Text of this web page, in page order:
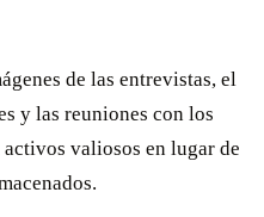
de las entrevistas, el
y las reuniones con los
valiosos en lugar de